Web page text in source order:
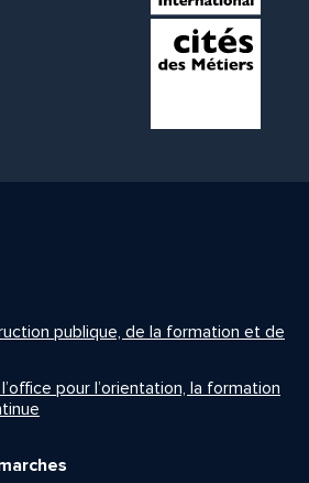
publique, de la formation et de
pour l’orientation, la formation